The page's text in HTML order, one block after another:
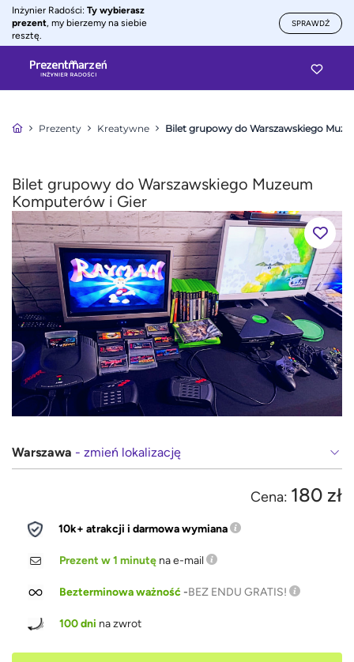
Inżynier Radości: Ty wybierasz
prezent, my bierzemy na siebie
resztę.
SPRAWDŹ
Prezenty Kreatywne Bilet grupowy do Warszawskiego
Bilet grupowy do Warszawskiego Muzeum
Komputerów i Gier
Warszawa - zmień lokalizację
Cena: 180 zł
10k+ atrakcji i darmowa wymiana
Prezent w 1 minutę na e-mail
Bezterminowa ważność-BEZ ENDU GRATIS!
100 dni na zwrot